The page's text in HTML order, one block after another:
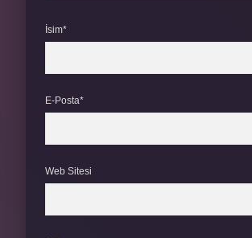
İsim*
E-Posta*
Web Sitesi